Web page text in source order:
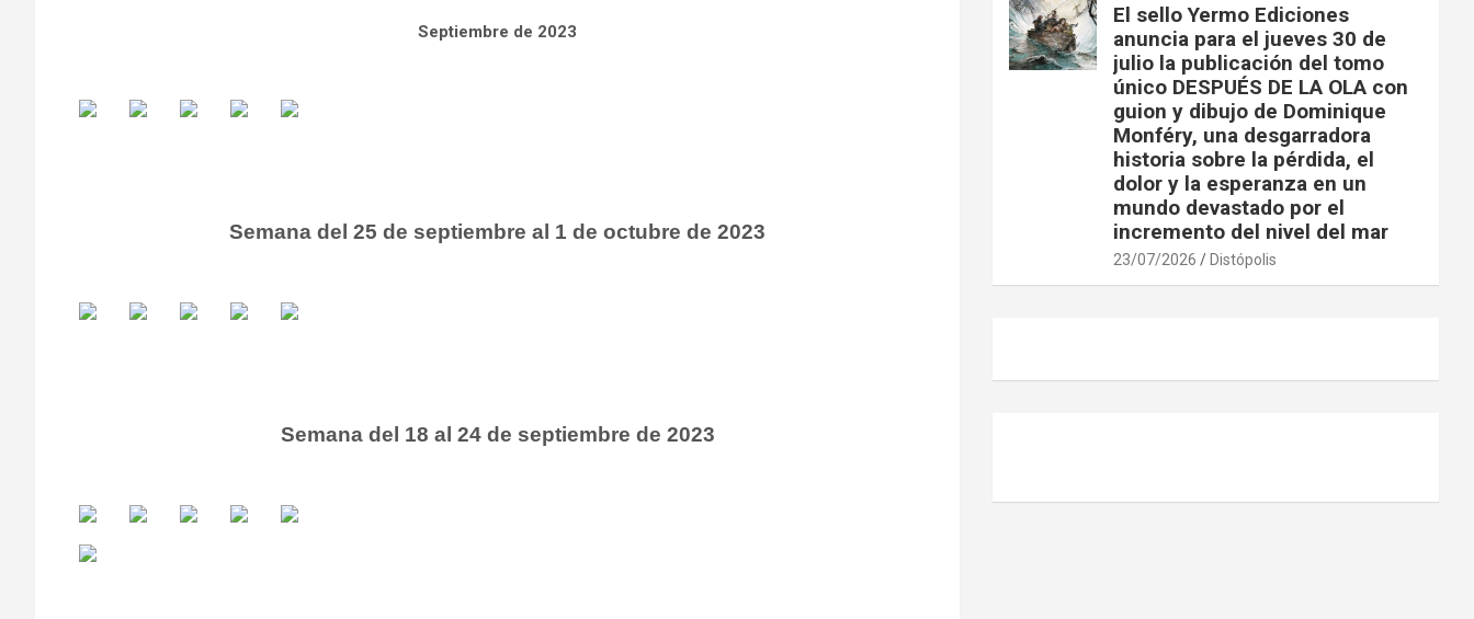
Septiembre de 2023
Semana del 25 de septiembre al 1 de octubre de 2023
Semana del 18 al 24 de septiembre de 2023
El sello Yermo Ediciones
anuncia para el jueves 30 de
julio la publicación del tomo
único DESPUÉS DE LA OLA con
guion y dibujo de Dominique
Monféry, una desgarradora
historia sobre la pérdida, el
dolor y la esperanza en un
mundo devastado por el
incremento del nivel del mar
23/07/2026 Distópolis